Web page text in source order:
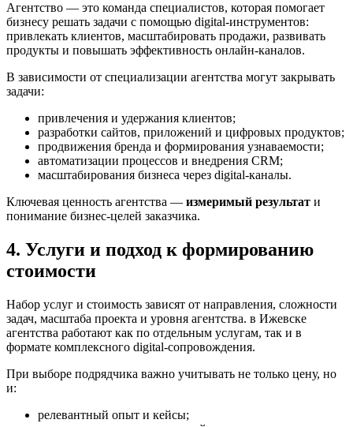
Агентство — это команда специалистов, которая помогает
бизнесу решать задачи с помощью digital-инструментов:
привлекать клиентов, масштабировать продажи, развивать
продукты и повышать эффективность онлайн-каналов.
В зависимости от специализации агентства могут закрывать
задачи:
привлечения и удержания клиентов;
разработки сайтов, приложений и цифровых продуктов;
продвижения бренда и формирования узнаваемости;
автоматизации процессов и внедрения CRM;
масштабирования бизнеса через digital-каналы.
Ключевая ценность агентства — измеримый результат и
понимание бизнес-целей заказчика.
4. Услуги и подход к формированию
стоимости
Набор услуг и стоимость зависят от направления, сложности
задач, масштаба проекта и уровня агентства. в Ижевске
агентства работают как по отдельным услугам, так и в
формате комплексного digital-сопровождения.
При выборе подрядчика важно учитывать не только цену, но
и:
релевантный опыт и кейсы;